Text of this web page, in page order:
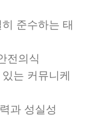
준수하는 태
전의식
는 커뮤니케
과 성실성